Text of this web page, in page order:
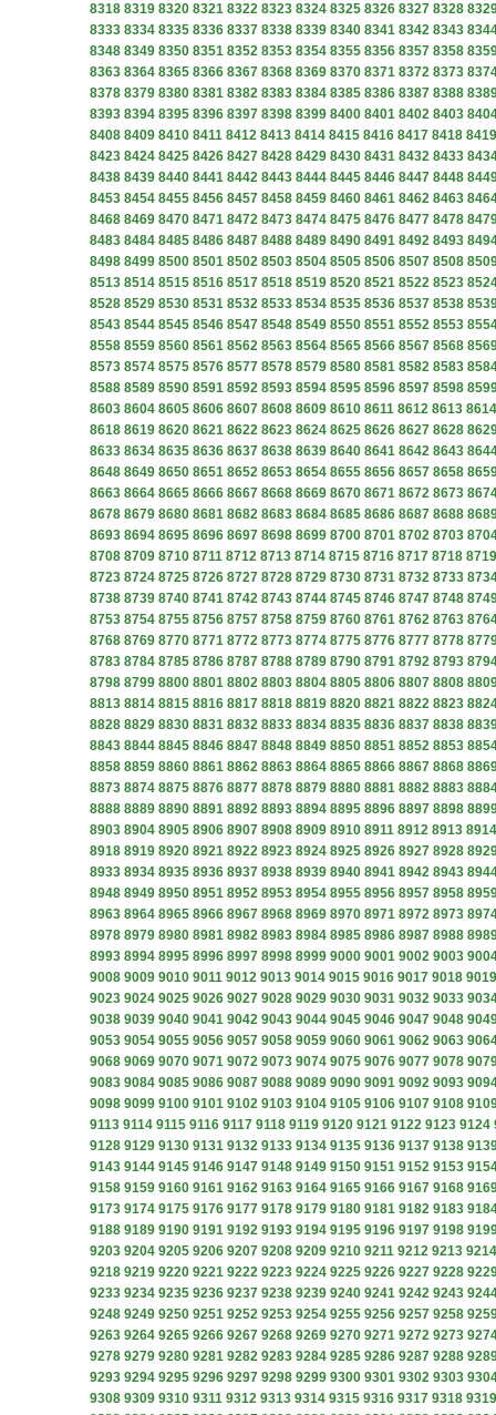
8318 8319 8320 8321 8322 8323 8324 8325 8326 8327 8328
8333 8334 8335 8336 8337 8338 8339 8340 8341 8342 8343
8348 8349 8350 8351 8352 8353 8354 8355 8356 8357 8358
8363 8364 8365 8366 8367 8368 8369 8370 8371 8372 8373
8378 8379 8380 8381 8382 8383 8384 8385 8386 8387 8388
8393 8394 8395 8396 8397 8398 8399 8400 8401 8402 8403
8408 8409 8410 8411 8412 8413 8414 8415 8416 8417 8418 8419
8423 8424 8425 8426 8427 8428 8429 8430 8431 8432 8433
8438 8439 8440 8441 8442 8443 8444 8445 8446 8447 8448
8453 8454 8455 8456 8457 8458 8459 8460 8461 8462 8463
8468 8469 8470 8471 8472 8473 8474 8475 8476 8477 8478
8483 8484 8485 8486 8487 8488 8489 8490 8491 8492 8493
8498 8499 8500 8501 8502 8503 8504 8505 8506 8507 8508
8513 8514 8515 8516 8517 8518 8519 8520 8521 8522 8523
8528 8529 8530 8531 8532 8533 8534 8535 8536 8537 8538
8543 8544 8545 8546 8547 8548 8549 8550 8551 8552 8553
8558 8559 8560 8561 8562 8563 8564 8565 8566 8567 8568
8573 8574 8575 8576 8577 8578 8579 8580 8581 8582 8583
8588 8589 8590 8591 8592 8593 8594 8595 8596 8597 8598
8603 8604 8605 8606 8607 8608 8609 8610 8611 8612 8613 8614
8618 8619 8620 8621 8622 8623 8624 8625 8626 8627 8628
8633 8634 8635 8636 8637 8638 8639 8640 8641 8642 8643
8648 8649 8650 8651 8652 8653 8654 8655 8656 8657 8658
8663 8664 8665 8666 8667 8668 8669 8670 8671 8672 8673
8678 8679 8680 8681 8682 8683 8684 8685 8686 8687 8688
8693 8694 8695 8696 8697 8698 8699 8700 8701 8702 8703
8708 8709 8710 8711 8712 8713 8714 8715 8716 8717 8718 8719
8723 8724 8725 8726 8727 8728 8729 8730 8731 8732 8733
8738 8739 8740 8741 8742 8743 8744 8745 8746 8747 8748
8753 8754 8755 8756 8757 8758 8759 8760 8761 8762 8763
8768 8769 8770 8771 8772 8773 8774 8775 8776 8777 8778
8783 8784 8785 8786 8787 8788 8789 8790 8791 8792 8793
8798 8799 8800 8801 8802 8803 8804 8805 8806 8807 8808
8813 8814 8815 8816 8817 8818 8819 8820 8821 8822 8823
8828 8829 8830 8831 8832 8833 8834 8835 8836 8837 8838
8843 8844 8845 8846 8847 8848 8849 8850 8851 8852 8853
8858 8859 8860 8861 8862 8863 8864 8865 8866 8867 8868
8873 8874 8875 8876 8877 8878 8879 8880 8881 8882 8883
8888 8889 8890 8891 8892 8893 8894 8895 8896 8897 8898
8903 8904 8905 8906 8907 8908 8909 8910 8911 8912 8913 8914
8918 8919 8920 8921 8922 8923 8924 8925 8926 8927 8928
8933 8934 8935 8936 8937 8938 8939 8940 8941 8942 8943
8948 8949 8950 8951 8952 8953 8954 8955 8956 8957 8958
8963 8964 8965 8966 8967 8968 8969 8970 8971 8972 8973
8978 8979 8980 8981 8982 8983 8984 8985 8986 8987 8988
8993 8994 8995 8996 8997 8998 8999 9000 9001 9002 9003
9008 9009 9010 9011 9012 9013 9014 9015 9016 9017 9018 9019
9023 9024 9025 9026 9027 9028 9029 9030 9031 9032 9033
9038 9039 9040 9041 9042 9043 9044 9045 9046 9047 9048
9053 9054 9055 9056 9057 9058 9059 9060 9061 9062 9063
9068 9069 9070 9071 9072 9073 9074 9075 9076 9077 9078
9083 9084 9085 9086 9087 9088 9089 9090 9091 9092 9093
9098 9099 9100 9101 9102 9103 9104 9105 9106 9107 9108
9113 9114 9115 9116 9117 9118 9119 9120 9121 9122 9123 9124
9128 9129 9130 9131 9132 9133 9134 9135 9136 9137 9138
9143 9144 9145 9146 9147 9148 9149 9150 9151 9152 9153
9158 9159 9160 9161 9162 9163 9164 9165 9166 9167 9168
9173 9174 9175 9176 9177 9178 9179 9180 9181 9182 9183
9188 9189 9190 9191 9192 9193 9194 9195 9196 9197 9198
9203 9204 9205 9206 9207 9208 9209 9210 9211 9212 9213 9214
9218 9219 9220 9221 9222 9223 9224 9225 9226 9227 9228
9233 9234 9235 9236 9237 9238 9239 9240 9241 9242 9243
9248 9249 9250 9251 9252 9253 9254 9255 9256 9257 9258
9263 9264 9265 9266 9267 9268 9269 9270 9271 9272 9273
9278 9279 9280 9281 9282 9283 9284 9285 9286 9287 9288
9293 9294 9295 9296 9297 9298 9299 9300 9301 9302 9303
9308 9309 9310 9311 9312 9313 9314 9315 9316 9317 9318 9319